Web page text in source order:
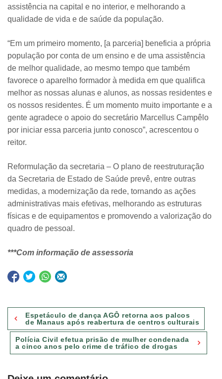
assistência na capital e no interior, e melhorando a
qualidade de vida e de saúde da população.
“Em um primeiro momento, [a parceria] beneficia a própria
população por conta de um ensino e de uma assistência
de melhor qualidade, ao mesmo tempo que também
favorece o aparelho formador à medida em que qualifica
melhor as nossas alunas e alunos, as nossas residentes e
os nossos residentes. É um momento muito importante e a
gente agradece o apoio do secretário Marcellus Campêlo
por iniciar essa parceria junto conosco”, acrescentou o
reitor.
Reformulação da secretaria – O plano de reestruturação
da Secretaria de Estado de Saúde prevê, entre outras
medidas, a modernização da rede, tornando as ações
administrativas mais efetivas, melhorando as estruturas
físicas e de equipamentos e promovendo a valorização do
quadro de pessoal.
***Com informação de assessoria
Navegação
de
Post
Espetáculo de dança AGÔ retorna aos palcos
de Manaus após reabertura de centros culturais
Polícia Civil efetua prisão de mulher condenada
a cinco anos pelo crime de tráfico de drogas